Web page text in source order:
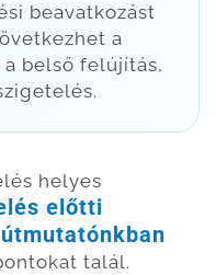
beavatkozást
a
belső felújítás,
helyes
előtti
talál.